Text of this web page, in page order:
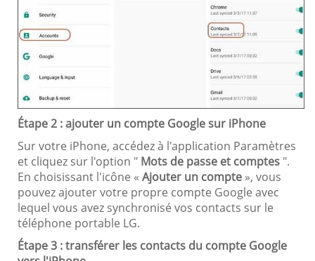
Étape 2 : ajouter un compte Google sur iPhone
Sur votre iPhone, accédez à l'application Paramètres
et cliquez sur l'option " Mots de passe et comptes ".
En choisissant l'icône « Ajouter un compte », vous
pouvez ajouter votre propre compte Google avec
lequel vous avez synchronisé vos contacts sur le
téléphone portable LG.
Étape 3 : transférer les contacts du compte Google